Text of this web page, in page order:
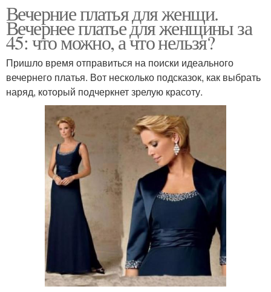
Вечерние платья для женщи.
Вечернее платье для женщины за
45: что можно, а что нельзя?
Пришло время отправиться на поиски идеального
вечернего платья. Вот несколько подсказок, как выбрать
наряд, который подчеркнет зрелую красоту.